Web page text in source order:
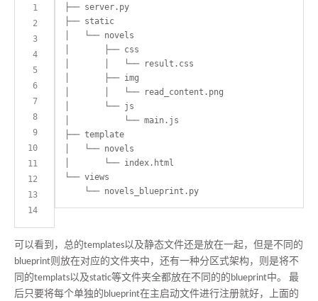
1
2
3
4
5
6
7
8
9
10
11
12
13
14
├── server.py
├── static
├── template
    └── novels_blueprint.py
可以看到，总的templates以及静态文件还是放在一起，但是不同的
blueprint则放在对应的文件夹中，还有一种分区式架构，则是将不
同的templats以及static等文件夹全都放在不同的的blueprint中。 最
后只要将每个单独的blueprint在主启动文件进行注册就好，上面的